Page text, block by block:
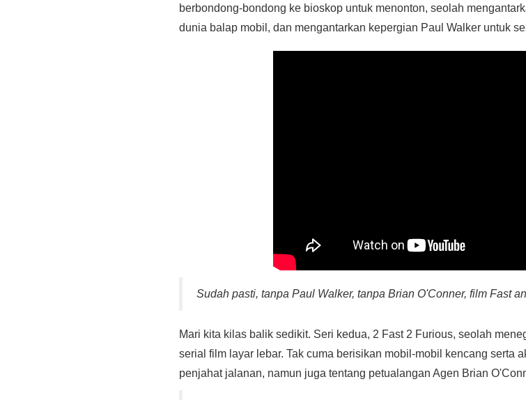
berbondong-bondong ke bioskop untuk menonton, seolah
dunia balap mobil, dan mengantarkan kepergian Paul Walker untuk
Sudah pasti, tanpa Paul Walker, tanpa Brian O'Conner, film Fast
Mari kita kilas balik sedikit. Seri kedua, 2 Fast 2 Furious, seolah
serial film layar lebar. Tak cuma berisikan mobil-mobil kencang serta
penjahat jalanan, namun juga tentang petualangan Agen Brian